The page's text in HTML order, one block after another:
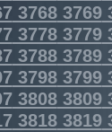
37683769
37783779
37883789
37983799
38083809
38183819